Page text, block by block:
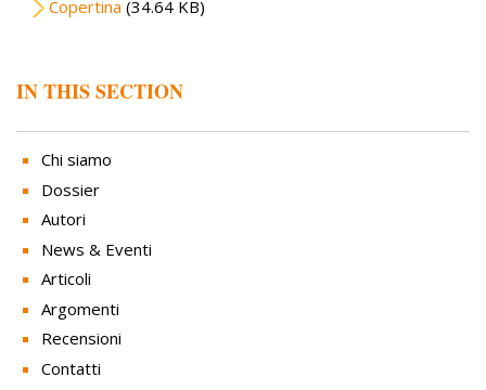
IN THIS SECTION
Chi siamo
Dossier
Autori
News & Eventi
Articoli
Argomenti
Recensioni
Contatti
File
Copertina (34.64 KB)